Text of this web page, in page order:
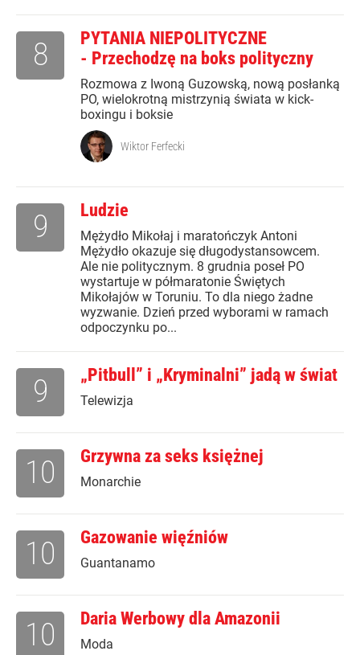
PYTANIA NIEPOLITYCZNE
- Przechodzę na boks polityczny
Rozmowa z Iwoną Guzowską, nową posłanką
PO, wielokrotną mistrzynią świata w kick-
boxingu i boksie
8
Wiktor Ferfecki
Ludzie
Mężydło Mikołaj i maratończyk Antoni
Mężydło okazuje się długodystansowcem.
Ale nie politycznym. 8 grudnia poseł PO
wystartuje w półmaratonie Świętych
Mikołajów w Toruniu. To dla niego żadne
wyzwanie. Dzień przed wyborami w ramach
odpoczynku po...
9
„Pitbull” i „Kryminalni” jadą w świat
Telewizja
9
Grzywna za seks księżnej
Monarchie
10
Gazowanie więźniów
Guantanamo
10
Daria Werbowy dla Amazonii
Moda
10